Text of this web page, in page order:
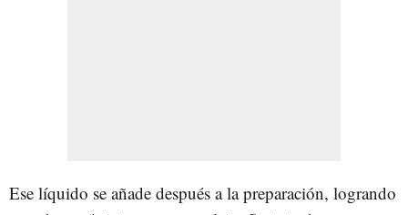
Ese líquido se añade después a la preparación, logrando